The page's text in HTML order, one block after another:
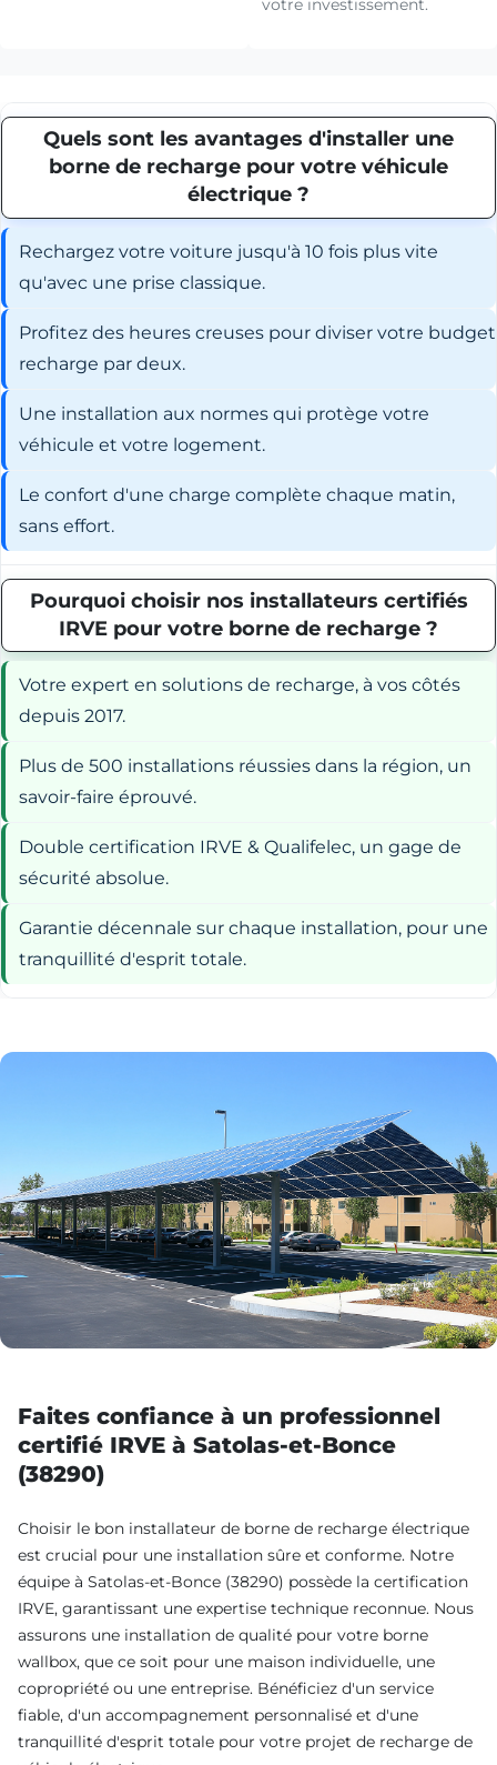
votre investissement.
Quels sont les avantages d'installer une
borne de recharge pour votre véhicule
électrique ?
Rechargez votre voiture jusqu'à 10 fois plus vite
qu'avec une prise classique.
Profitez des heures creuses pour diviser votre budget
recharge par deux.
Une installation aux normes qui protège votre
véhicule et votre logement.
Le confort d'une charge complète chaque matin,
sans effort.
Pourquoi choisir nos installateurs certifiés
IRVE pour votre borne de recharge ?
Votre expert en solutions de recharge, à vos côtés
depuis 2017.
Plus de 500 installations réussies dans la région, un
savoir-faire éprouvé.
Double certification IRVE & Qualifelec, un gage de
sécurité absolue.
Garantie décennale sur chaque installation, pour une
tranquillité d'esprit totale.
Faites confiance à un professionnel
certifié IRVE à Satolas-et-Bonce
(38290)
Choisir le bon installateur de borne de recharge électrique
est crucial pour une installation sûre et conforme. Notre
équipe à Satolas-et-Bonce (38290) possède la certification
IRVE, garantissant une expertise technique reconnue. Nous
assurons une installation de qualité pour votre borne
wallbox, que ce soit pour une maison individuelle, une
copropriété ou une entreprise. Bénéficiez d'un service
fiable, d'un accompagnement personnalisé et d'une
tranquillité d'esprit totale pour votre projet de recharge de